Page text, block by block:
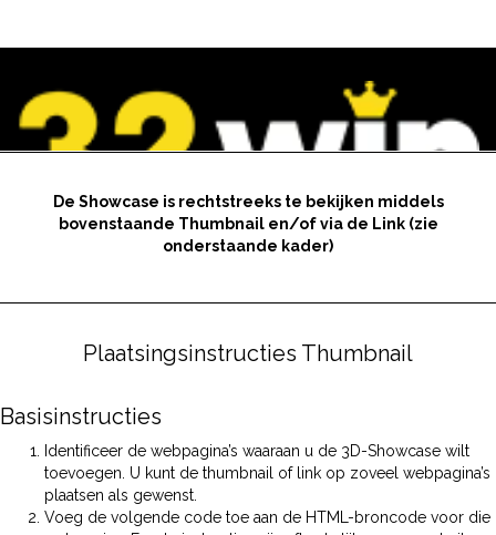
De Showcase is rechtstreeks te bekijken middels
bovenstaande Thumbnail en/of via de Link (zie
onderstaande kader)
Plaatsingsinstructies Thumbnail
Basisinstructies
Identificeer de webpagina’s waaraan u de 3D-Showcase wilt
toevoegen. U kunt de thumbnail of link op zoveel webpagina’s
plaatsen als gewenst.
Voeg de volgende code toe aan de HTML-broncode voor die